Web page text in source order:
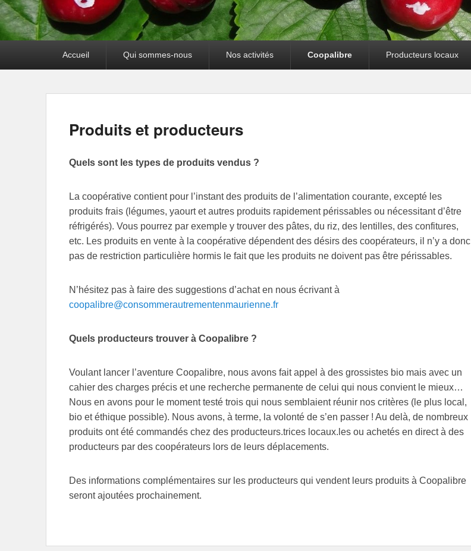
Accueil Qui sommes-nous Nos activités Coopalibre Producteurs locaux
Produits et producteurs
Quels sont les types de produits vendus ?
La coopérative contient pour l’instant des produits de l’alimentation courante, excepté les
produits frais (légumes, yaourt et autres produits rapidement périssables ou nécessitant d’être
réfrigérés). Vous pourrez par exemple y trouver des pâtes, du riz, des lentilles, des confitures,
etc. Les produits en vente à la coopérative dépendent des désirs des coopérateurs, il n’y a donc
pas de restriction particulière hormis le fait que les produits ne doivent pas être périssables.
N’hésitez pas à faire des suggestions d’achat en nous écrivant à
coopalibre@consommerautrementenmaurienne.fr
Quels producteurs trouver à Coopalibre ?
Voulant lancer l’aventure Coopalibre, nous avons fait appel à des grossistes bio mais avec un
cahier des charges précis et une recherche permanente de celui qui nous convient le mieux…
Nous en avons pour le moment testé trois qui nous semblaient réunir nos critères (le plus local,
bio et éthique possible). Nous avons, à terme, la volonté de s’en passer ! Au delà, de nombreux
produits ont été commandés chez des producteurs.trices locaux.les ou achetés en direct à des
producteurs par des coopérateurs lors de leurs déplacements.
Des informations complémentaires sur les producteurs qui vendent leurs produits à Coopalibre
seront ajoutées prochainement.